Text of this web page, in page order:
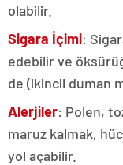
olabilir.
Sigara İçimi:
edebilir ve
de (ikincil duman
Alerjiler: Polen,
maruz kalmak,
yol açabilir.